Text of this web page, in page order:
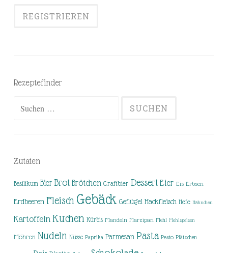
Rezeptefinder
Zutaten
Basilikum Bier Brot Brötchen Craftbier Dessert Eier Eis Erbsen
Erdbeeren Fleisch Gebäck Geflügel Hackfleisch Hefe Hähnchen
Kartoffeln Kuchen Kürbis Mandeln Marzipan Mehl Mehlspeisen
Möhren Nudeln Nüsse Paprika Parmesan Pasta Pesto Plätzchen